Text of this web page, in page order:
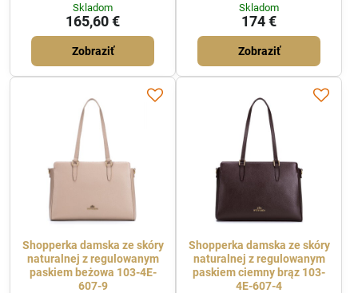
Skladom
165,60 €
Zobraziť
Skladom
174 €
Zobraziť
Shopperka damska ze skóry
naturalnej z regulowanym
paskiem beżowa 103-4E-
607-9
Shopperka damska ze skóry
naturalnej z regulowanym
paskiem ciemny brąz 103-
4E-607-4